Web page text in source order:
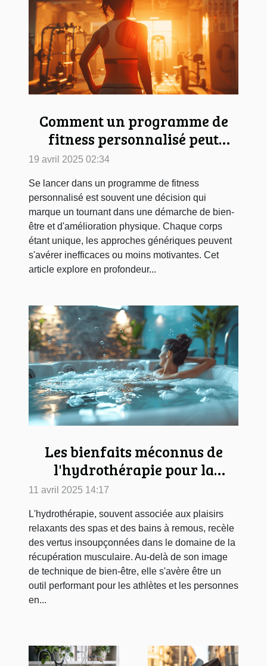
Comment un programme de
fitness personnalisé peut
transformer votre corps
19 avril 2025 02:34
Se lancer dans un programme de fitness
personnalisé est souvent une décision qui
marque un tournant dans une démarche de bien-
être et d'amélioration physique. Chaque corps
étant unique, les approches génériques peuvent
s'avérer inefficaces ou moins motivantes. Cet
article explore en profondeur...
Les bienfaits méconnus de
l'hydrothérapie pour la
récupération musculaire
11 avril 2025 14:17
L'hydrothérapie, souvent associée aux plaisirs
relaxants des spas et des bains à remous, recèle
des vertus insoupçonnées dans le domaine de la
récupération musculaire. Au-delà de son image
de technique de bien-être, elle s'avère être un
outil performant pour les athlètes et les personnes
en...